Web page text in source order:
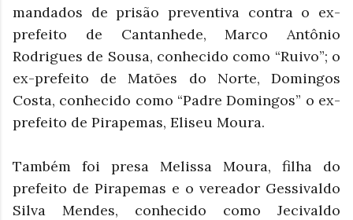
mandados de prisão preventiva contra o ex-
prefeito de Cantanhede, Marco Antônio
Rodrigues de Sousa, conhecido como “Ruivo”; o
ex-prefeito de Matões do Norte, Domingos
Costa, conhecido como “Padre Domingos” o ex-
prefeito de Pirapemas, Eliseu Moura.
Também foi presa Melissa Moura, filha do
prefeito de Pirapemas e o vereador Gessivaldo
Silva Mendes, conhecido como Jecivaldo